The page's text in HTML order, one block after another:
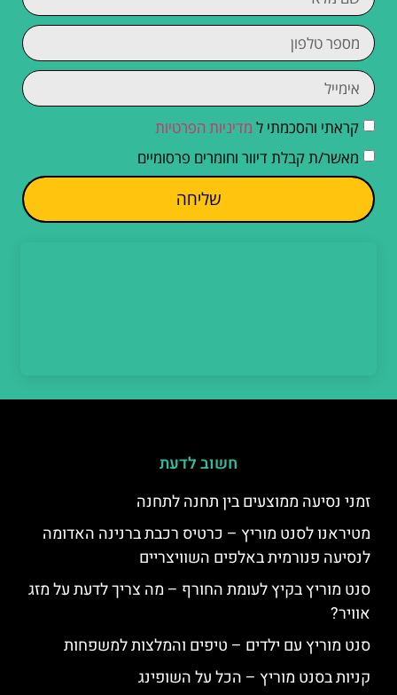
קראתי והסכמתי ל מדיניות הפרטיות
מאשר/ת קבלת דיוור וחומרים פרסומיים
שליחה
חשוב לדעת
זמני נסיעה ממוצעים בין תחנה לתחנה
מטיראנו לסנט מוריץ – כרטיס רכבת ברנינה האדומה
לנסיעה פנורמית באלפים השוויצריים
סנט מוריץ בקיץ לעומת החורף – מה צריך לדעת על מזג
אוויר?
סנט מוריץ עם ילדים – טיפים והמלצות למשפחות
קניות בסנט מוריץ – הכל על השופינג